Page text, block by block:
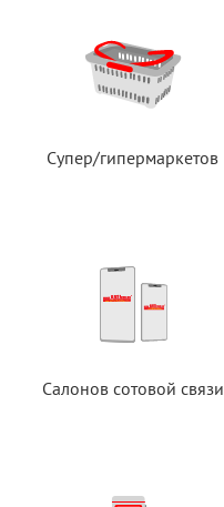
Супер/гипермаркетов
Салонов сотовой связи